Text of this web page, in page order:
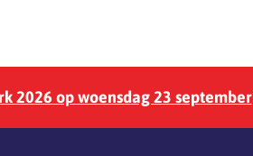
2026 op woensdag 23 september